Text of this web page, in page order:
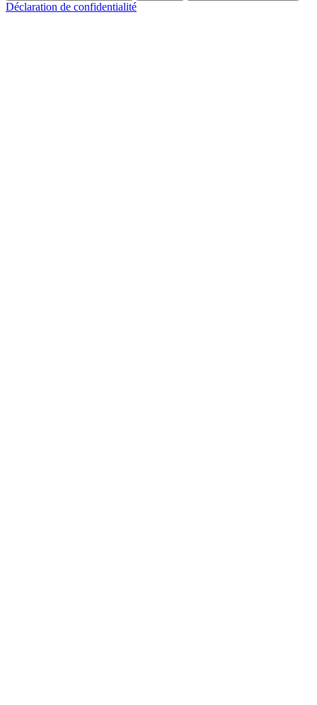
Déclaration de confidentialité